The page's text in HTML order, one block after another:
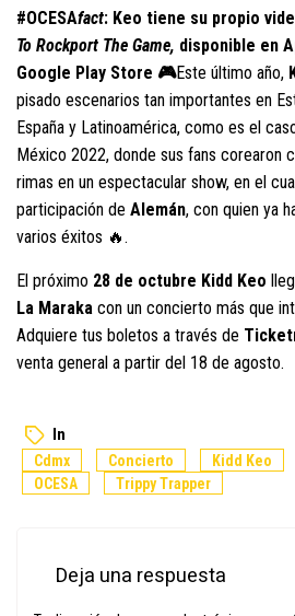
#OCESAfact: Keo tiene su propio
To Rockport The Game, disponible en
Google Play Store 🎮Este último año,
pisado escenarios tan importantes en
España y Latinoamérica, como es el
México 2022, donde sus fans corearon
rimas en un espectacular show, en el
participación de Alemán, con quien ya
varios éxitos 🔥.
El próximo 28 de octubre Kidd Keo
La Maraka con un concierto más que
Adquiere tus boletos a través de
venta general a partir del 18 de agosto.
In
Cdmx Concierto Kidd Keo
OCESA
Trippy Trapper
Deja una respuesta